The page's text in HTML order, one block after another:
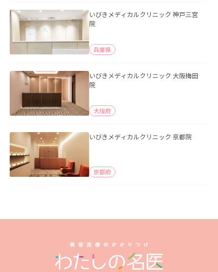
いびきメディカルクリニック 神戸三宮
院
兵庫県
いびきメディカルクリニック 大阪梅田
院
大阪府
いびきメディカルクリニック 京都院
京都府